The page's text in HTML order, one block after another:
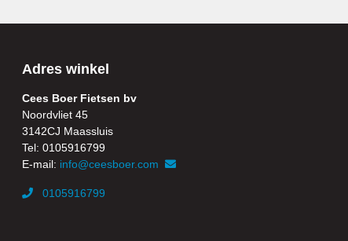
Adres winkel
Cees Boer Fietsen bv
Noordvliet 45
3142CJ Maassluis
Tel: 0105916799
E-mail: info@ceesboer.com
0105916799